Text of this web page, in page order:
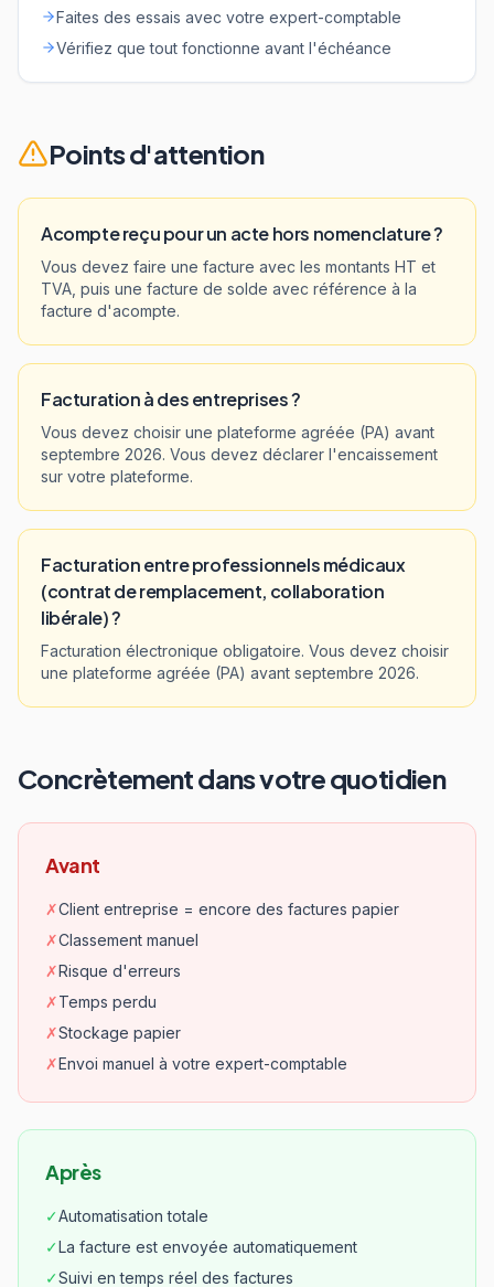
Faites des essais avec votre expert-comptable
Vérifiez que tout fonctionne avant l'échéance
Points d'attention
Acompte reçu pour un acte hors nomenclature ?
Vous devez faire une facture avec les montants HT et
TVA, puis une facture de solde avec référence à la
facture d'acompte.
Facturation à des entreprises ?
Vous devez choisir une plateforme agréée (PA) avant
septembre 2026. Vous devez déclarer l'encaissement
sur votre plateforme.
Facturation entre professionnels médicaux
(contrat de remplacement, collaboration
libérale) ?
Facturation électronique obligatoire. Vous devez choisir
une plateforme agréée (PA) avant septembre 2026.
Concrètement dans votre quotidien
Avant
✗Client entreprise = encore des factures papier
✗Classement manuel
✗Risque d'erreurs
✗Temps perdu
✗Stockage papier
✗Envoi manuel à votre expert-comptable
Après
✓Automatisation totale
✓La facture est envoyée automatiquement
✓Suivi en temps réel des factures